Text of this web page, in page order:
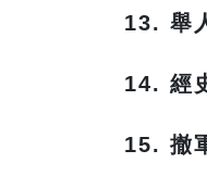
13. 舉
14. 經
15. 撤